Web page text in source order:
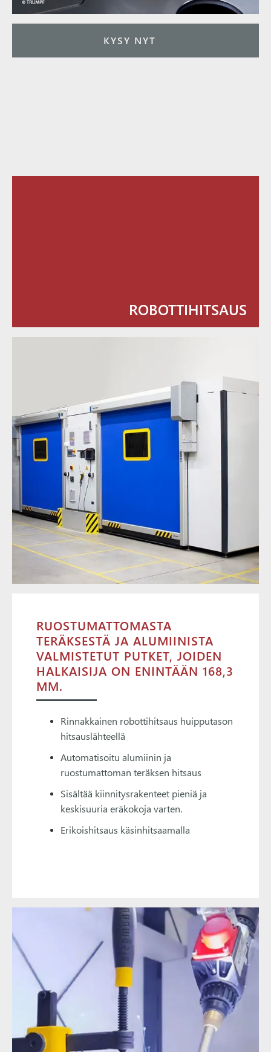
KYSY NYT
RUOSTUMATTOMASTA
TERÄKSESTÄ JA ALUMIINISTA
VALMISTETUT PUTKET, JOIDEN
HALKAISIJA ON ENINTÄÄN 168,3
MM.
Rinnakkainen robottihitsaus huipputason
hitsauslähteellä
Automatisoitu alumiinin ja
ruostumattoman teräksen hitsaus
Sisältää kiinnitysrakenteet pieniä ja
keskisuuria eräkokoja varten.
Erikoishitsaus käsinhitsaamalla
ROBOTTIHITSAUS